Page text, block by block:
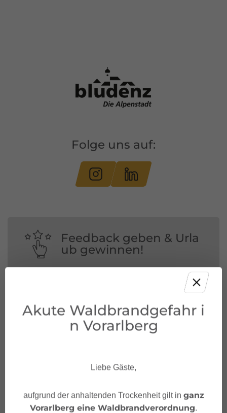
Folge uns auf:
Feedback geben & Urla
ub gewinnen!
Deine Meinung ist uns wichtig – Feedback
geben und mit etwas Glück unvergessliche
Urlaubserlebnisse in Österreich gewinnen.
JETZT MITMACHEN!
Akute Waldbrandgefahr i
n Vorarlberg
Liebe Gäste,
aufgrund der anhaltenden Trockenheit gilt in ganz
Vorarlberg eine Waldbrandverordnung.